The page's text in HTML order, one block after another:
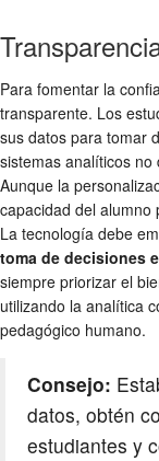
Para fomentar la
transparente. Los
sus datos para tomar
sistemas analíticos
Aunque la
capacidad del alumno
La tecnología debe
toma de decisiones
siempre priorizar el
utilizando la analítica
pedagógico humano.
Consejo:
datos, obtén
estudiantes y